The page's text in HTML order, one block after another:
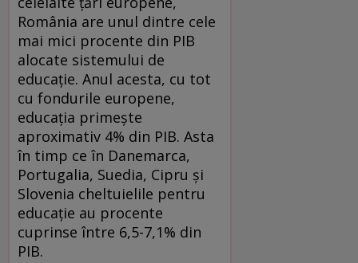
România are unul dintre cele
mai mici procente din PIB
alocate sistemului de
educaţie. Anul acesta, cu tot
cu fondurile europene,
educaţia primeşte
aproximativ 4% din PIB. Asta
în timp ce în Danemarca,
Portugalia, Suedia, Cipru şi
Slovenia cheltuielile pentru
educaţie au procente
cuprinse între 6,5-7,1% din
PIB.